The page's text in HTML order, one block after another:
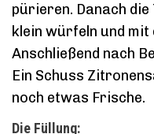
pürieren. Danach
klein würfeln und mit
Anschließend nach
Ein Schuss
noch etwas Frische.
Die Füllung: